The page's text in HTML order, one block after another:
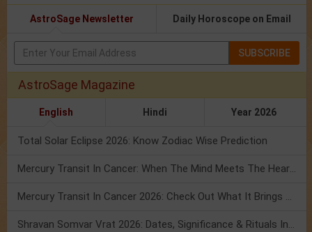
AstroSage Newsletter Daily Horoscope on Email
SUBSCRIBE
AstroSage Magazine
English Hindi Year 2026
Total Solar Eclipse 2026: Know Zodiac Wise Prediction
Mercury Transit In Cancer: When The Mind Meets The Heart!
Mercury Transit In Cancer 2026: Check Out What It Brings For You
Shravan Somvar Vrat 2026: Dates, Significance & Rituals In August